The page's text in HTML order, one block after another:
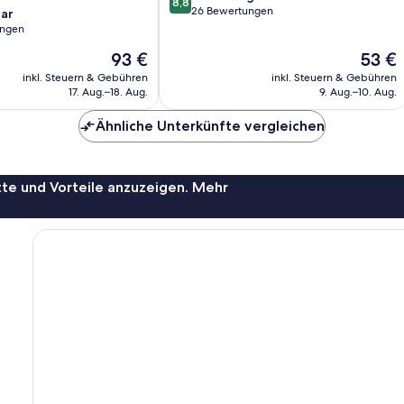
Der
Preis
beträgt
93 €
inkl. Steuern & Gebühren
17. Aug.–18. Aug.
von26 Bewertungen
Der
Preis
beträgt
53 €
inkl. Steuern & Gebühren
9. Aug.–10. Aug.
Ähnliche Unterkünfte vergleichen
und Vorteile anzuzeigen. Mehr